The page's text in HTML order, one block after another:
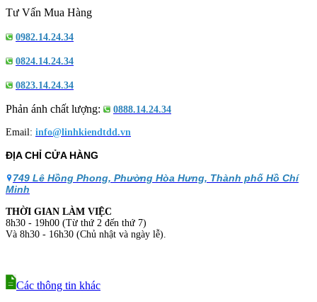
Tư Vấn Mua Hàng
0982.14.24.34
0824.14.24.34
0823.14.24.34
Phản ánh chất lượng: 0888.14.24.34
Email: info@linhkiendtdd.vn
ĐỊA CHỈ CỬA HÀNG
749 Lê Hồng Phong, Phường Hòa Hưng, Thành phố Hồ Chí
Minh
THỜI GIAN LÀM VIỆC
8h30 - 19h00 (Từ thứ 2 đến thứ 7)
Và 8h30 - 16h30 (Chủ nhật và ngày lễ).
Các thông tin khác